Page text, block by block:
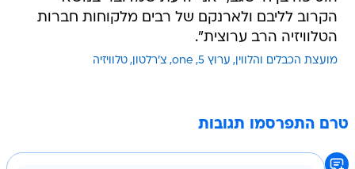
הקרוב לליבם ולארנקם של רבים מלקוחות חברות
הטלוויזיה הרב ערוצית".
מועצת הכבלים והלווין ערוץ 5 one צ'רלטון טלוויזיה
טרם התפרסמו תגובות